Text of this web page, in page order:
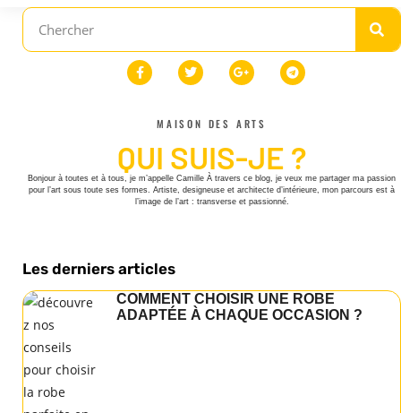
MAISON DES ARTS
QUI SUIS-JE ?
Bonjour à toutes et à tous, je m’appelle Camille À travers ce blog, je veux me partager ma passion
pour l’art sous toute ses formes. Artiste, designeuse et architecte d’intérieure, mon parcours est à
l’image de l’art : transverse et passionné.
Les derniers articles
COMMENT CHOISIR UNE ROBE
ADAPTÉE À CHAQUE OCCASION ?